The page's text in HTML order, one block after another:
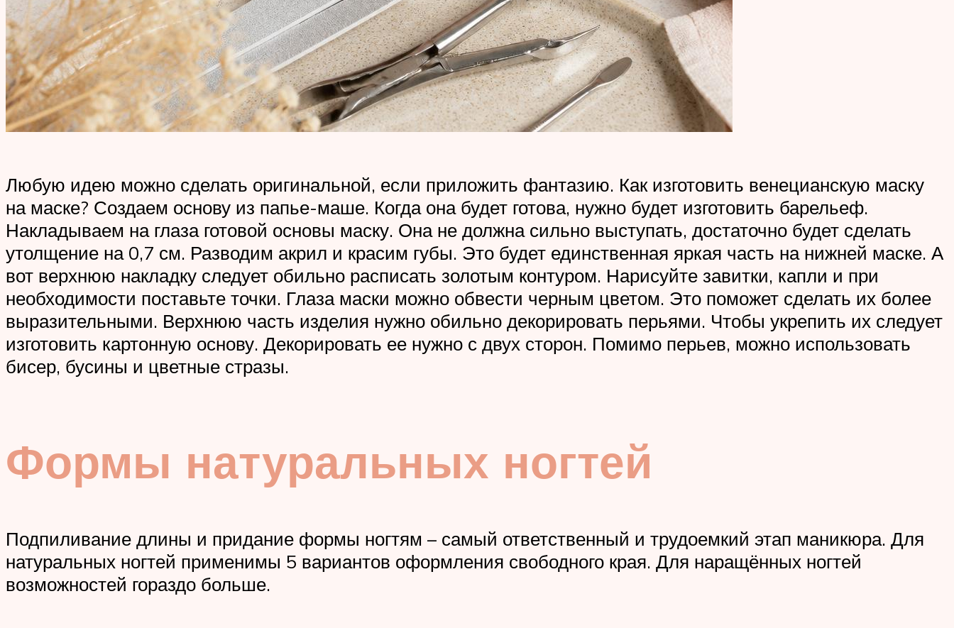
Любую идею можно сделать оригинальной, если приложить фантазию. Как изготовить венецианскую маску
на маске? Создаем основу из папье-маше. Когда она будет готова, нужно будет изготовить барельеф.
Накладываем на глаза готовой основы маску. Она не должна сильно выступать, достаточно будет сделать
утолщение на 0,7 см. Разводим акрил и красим губы. Это будет единственная яркая часть на нижней маске. А
вот верхнюю накладку следует обильно расписать золотым контуром. Нарисуйте завитки, капли и при
необходимости поставьте точки. Глаза маски можно обвести черным цветом. Это поможет сделать их более
выразительными. Верхнюю часть изделия нужно обильно декорировать перьями. Чтобы укрепить их следует
изготовить картонную основу. Декорировать ее нужно с двух сторон. Помимо перьев, можно использовать
бисер, бусины и цветные стразы.
Формы натуральных ногтей
Подпиливание длины и придание формы ногтям – самый ответственный и трудоемкий этап маникюра. Для
натуральных ногтей применимы 5 вариантов оформления свободного края. Для наращённых ногтей
возможностей гораздо больше.